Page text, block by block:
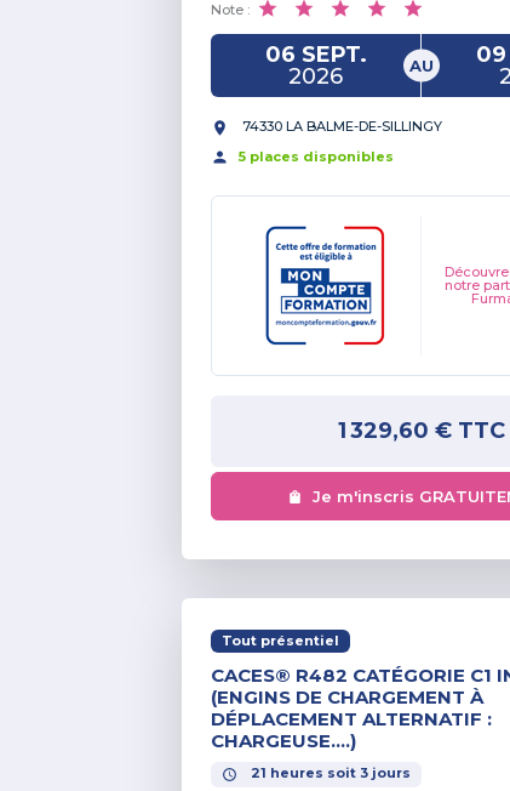
Note :
06 SEPT.
2026
AU
09
74330 LA BALME-DE-SILLINGY
5 places disponibles
notre
1 329,60 €TTC
Je m'inscris
Tout présentiel
CACES® R482 CATÉGORIE C1
(ENGINS DE CHARGEMENT À
DÉPLACEMENT ALTERNATIF :
CHARGEUSE….)
21 heures soit 3 jours